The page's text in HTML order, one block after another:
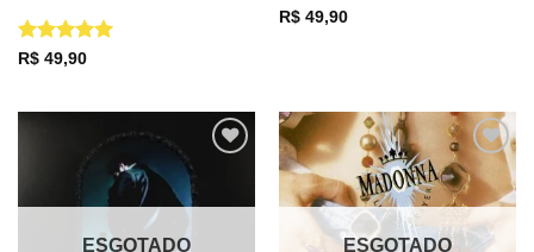
Avaliação
R$49,90
R$49,90
Adicionar
a lista de
desejos
ESGOTADO
Adicionar
a lista de
desejos
ESGOTADO